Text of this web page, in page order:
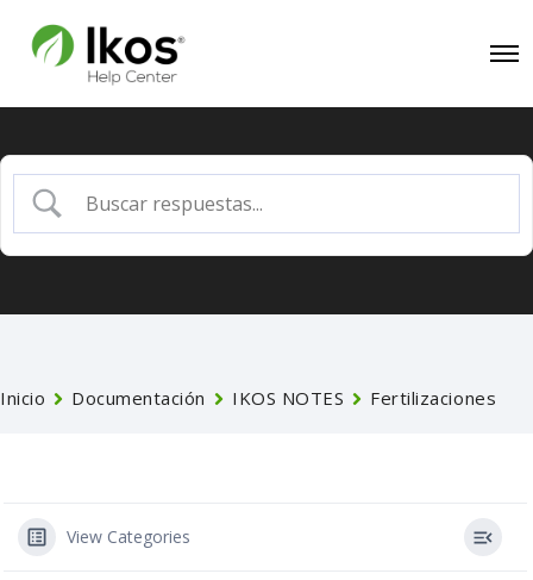
Inicio Documentación IKOS NOTES Fertilizaciones
View Categories